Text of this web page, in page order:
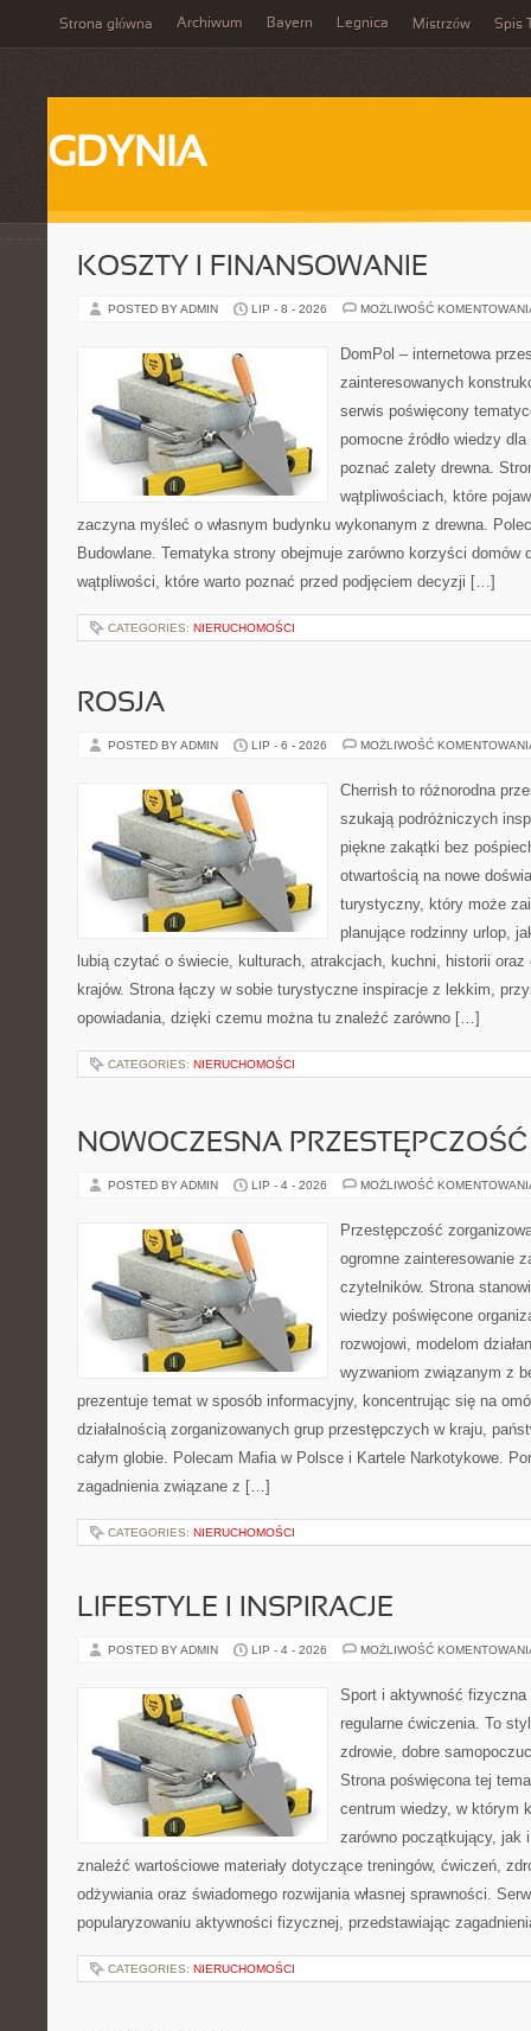
Strona główna Archiwum Bayern Legnica Mistrzów Spis
GDYNIA
KOSZTY I FINANSOWANIE
POSTED BY ADMIN LIP - 8 - 2026 MOŻLIWOŚĆ
DomPol – internetowa
zainteresowanych
serwis poświęcony
pomocne źródło wiedzy
poznać zalety drewna.
wątpliwościach, które
zaczyna myśleć o własnym budynku wykonanym z drewna.
Budowlane. Tematyka strony obejmuje zarówno korzyści domów
wątpliwości, które warto poznać przed podjęciem decyzji […]
CATEGORIES: NIERUCHOMOŚCI
ROSJA
POSTED BY ADMIN LIP - 6 - 2026 MOŻLIWOŚĆ
Cherrish to różnorodna
szukają podróżniczych
piękne zakątki bez
otwartością na nowe
turystyczny, który może
planujące rodzinny urlop,
lubią czytać o świecie, kulturach, atrakcjach, kuchni, historii
krajów. Strona łączy w sobie turystyczne inspiracje z lekkim,
opowiadania, dzięki czemu można tu znaleźć zarówno […]
CATEGORIES: NIERUCHOMOŚCI
NOWOCZESNA PRZESTĘPCZOŚĆ
POSTED BY ADMIN LIP - 4 - 2026 MOŻLIWOŚĆ
Przestępczość
ogromne zainteresowanie
czytelników. Strona
wiedzy poświęcone
rozwojowi, modelom
wyzwaniom związanym z
prezentuje temat w sposób informacyjny, koncentrując się na
działalnością zorganizowanych grup przestępczych w kraju,
całym globie. Polecam Mafia w Polsce i Kartele Narkotykowe.
zagadnienia związane z […]
CATEGORIES: NIERUCHOMOŚCI
LIFESTYLE I INSPIRACJE
POSTED BY ADMIN LIP - 4 - 2026 MOŻLIWOŚĆ
Sport i aktywność
regularne ćwiczenia. To
zdrowie, dobre
Strona poświęcona tej
centrum wiedzy, w którym
zarówno początkujący, jak
znaleźć wartościowe materiały dotyczące treningów, ćwiczeń,
odżywiania oraz świadomego rozwijania własnej sprawności.
popularyzowaniu aktywności fizycznej, przedstawiając
CATEGORIES: NIERUCHOMOŚCI